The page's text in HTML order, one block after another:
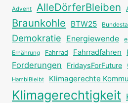
Advent AlleDörferBleiben
Braunkohle BTW25
Demokratie Energiewende
Ernährung Fahrrad Fahrradfahren
Forderungen FridaysForFuture
HambiBleibt Klimagerechte
Klimagerechtigkeit